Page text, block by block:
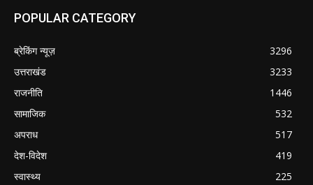
POPULAR CATEGORY
ब्रेकिंग न्यूज़
3296
उत्तराखंड
3233
राजनीति
1446
सामाजिक
532
अपराध
517
देश-विदेश
419
स्वास्थ्य
225